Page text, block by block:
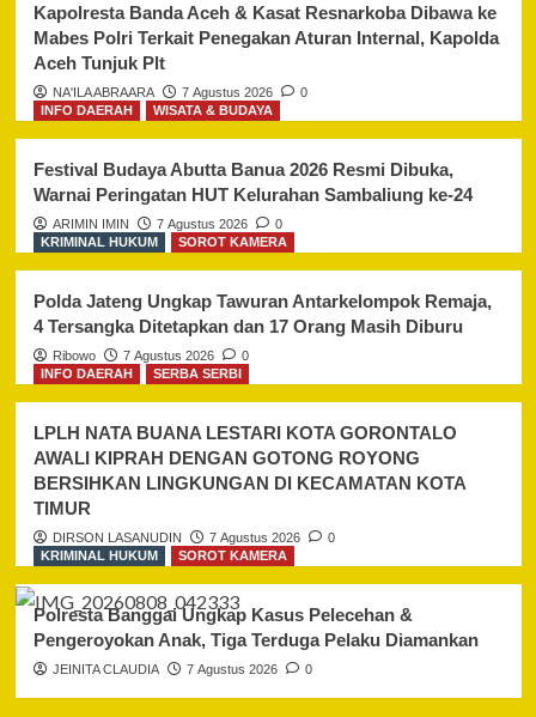
Kapolresta Banda Aceh & Kasat Resnarkoba Dibawa ke
Mabes Polri Terkait Penegakan Aturan Internal, Kapolda
Aceh Tunjuk Plt
NA'ILA ABRAARA 7 Agustus 2026
0
INFO DAERAH
WISATA & BUDAYA
Festival Budaya Abutta Banua 2026 Resmi Dibuka,
Warnai Peringatan HUT Kelurahan Sambaliung ke-24
ARIMIN IMIN 7 Agustus 2026
0
KRIMINAL HUKUM
SOROT KAMERA
Polda Jateng Ungkap Tawuran Antarkelompok Remaja,
4 Tersangka Ditetapkan dan 17 Orang Masih Diburu
Ribowo 7 Agustus 2026
0
INFO DAERAH
SERBA SERBI
LPLH NATA BUANA LESTARI KOTA GORONTALO
AWALI KIPRAH DENGAN GOTONG ROYONG
BERSIHKAN LINGKUNGAN DI KECAMATAN KOTA
TIMUR
DIRSON LASANUDIN 7 Agustus 2026
0
KRIMINAL HUKUM
SOROT KAMERA
Polresta Banggai Ungkap Kasus Pelecehan &
Pengeroyokan Anak, Tiga Terduga Pelaku Diamankan
JEINITA CLAUDIA 7 Agustus 2026 0